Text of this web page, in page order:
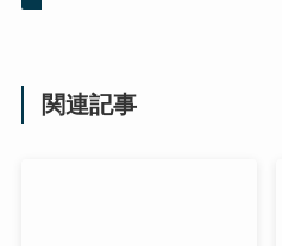
関連記事